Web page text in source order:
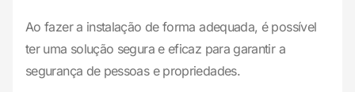
Ao fazer a instalação de forma adequada, é possível
ter uma solução segura e eficaz para garantir a
segurança de pessoas e propriedades.